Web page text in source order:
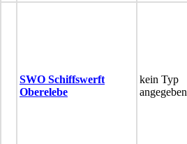
SWO Schiffswerft
Oberelebe
kein Typ
angegeben